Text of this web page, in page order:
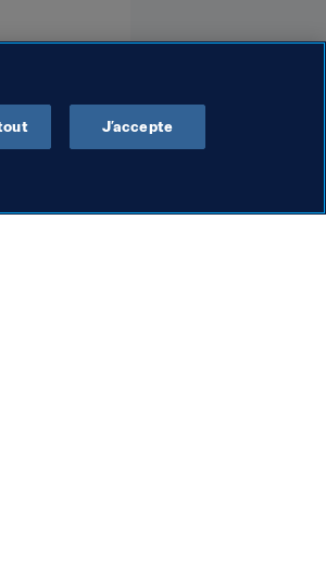
J’accepte